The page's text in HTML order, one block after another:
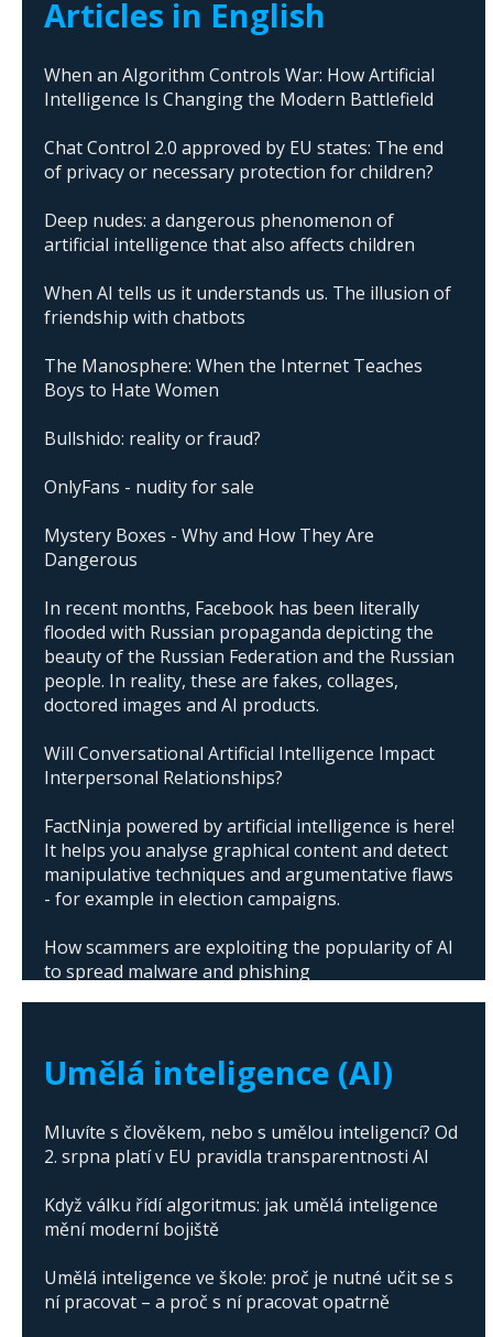
Articles in English
When an Algorithm Controls War: How Artificial
Intelligence Is Changing the Modern Battlefield
Chat Control 2.0 approved by EU states: The end
of privacy or necessary protection for children?
Deep nudes: a dangerous phenomenon of
artificial intelligence that also affects children
When AI tells us it understands us. The illusion of
friendship with chatbots
The Manosphere: When the Internet Teaches
Boys to Hate Women
Bullshido: reality or fraud?
OnlyFans - nudity for sale
Mystery Boxes - Why and How They Are
Dangerous
In recent months, Facebook has been literally
flooded with Russian propaganda depicting the
beauty of the Russian Federation and the Russian
people. In reality, these are fakes, collages,
doctored images and AI products.
Will Conversational Artificial Intelligence Impact
Interpersonal Relationships?
FactNinja powered by artificial intelligence is here!
It helps you analyse graphical content and detect
manipulative techniques and argumentative flaws
- for example in election campaigns.
How scammers are exploiting the popularity of AI
to spread malware and phishing
Umělá inteligence (AI)
Mluvíte s člověkem, nebo s umělou inteligencí? Od
2. srpna platí v EU pravidla transparentnosti AI
Když válku řídí algoritmus: jak umělá inteligence
mění moderní bojiště
Umělá inteligence ve škole: proč je nutné učit se s
ní pracovat – a proč s ní pracovat opatrně